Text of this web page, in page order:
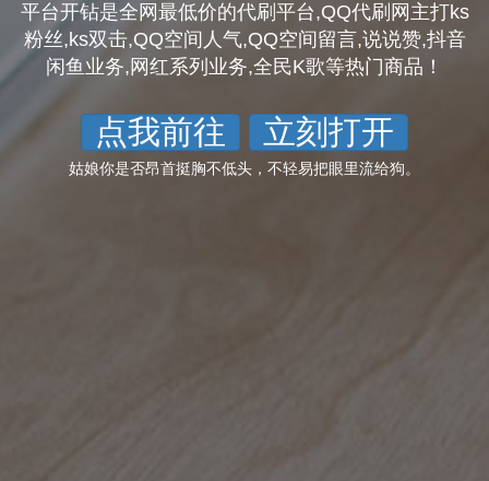
平台开钻是全网最低价的代刷平台,QQ代刷网主打ks
粉丝,ks双击,QQ空间人气,QQ空间留言,说说赞,抖音
闲鱼业务,网红系列业务,全民K歌等热门商品！
点我前往 立刻打开
姑娘你是否昂首挺胸不低头，不轻易把眼里流给狗。